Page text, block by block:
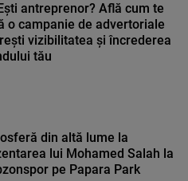
antreprenor? Află cum te
o campanie de advertoriale
vizibilitatea și încrederea
tău
din altă lume la
lui Mohamed Salah la
pe Papara Park